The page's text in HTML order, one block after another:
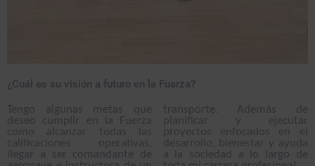
¿Cuál es su visión a futuro en la Fuerza?
Tengo algunas metas que
deseo cumplir en la Fuerza
como alcanzar todas las
calificaciones operativas,
llegar a ser comandante de
transporte. Además de
planificar y ejecutar
proyectos enfocados en el
desarrollo, bienestar y ayuda
a la sociedad a lo largo de